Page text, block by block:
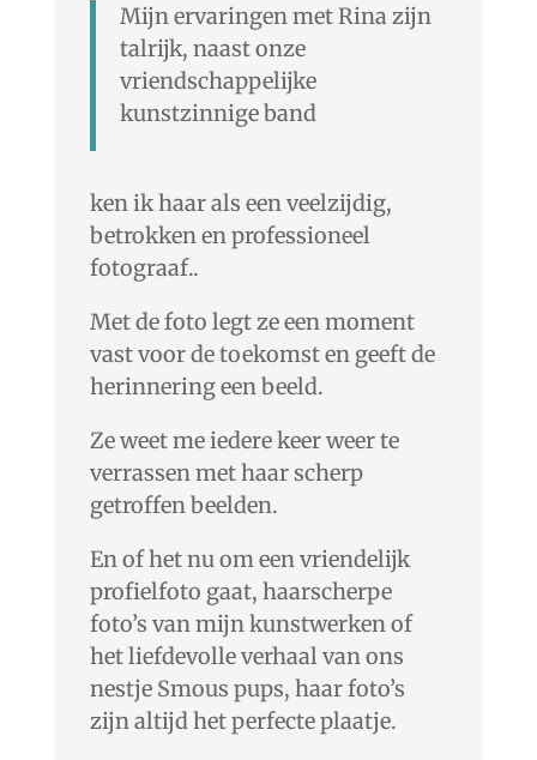
Mijn ervaringen met Rina zijn
talrijk, naast onze
vriendschappelijke
kunstzinnige band
ken ik haar als een veelzijdig,
betrokken en professioneel
fotograaf..
Met de foto legt ze een moment
vast voor de toekomst en geeft de
herinnering een beeld.
Ze weet me iedere keer weer te
verrassen met haar scherp
getroffen beelden.
En of het nu om een vriendelijk
profielfoto gaat, haarscherpe
foto’s van mijn kunstwerken of
het liefdevolle verhaal van ons
nestje Smous pups, haar foto’s
zijn altijd het perfecte plaatje.